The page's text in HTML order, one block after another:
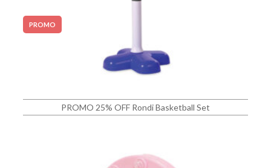
PROMO
PROMO 25% OFF Rondi Basketball Set